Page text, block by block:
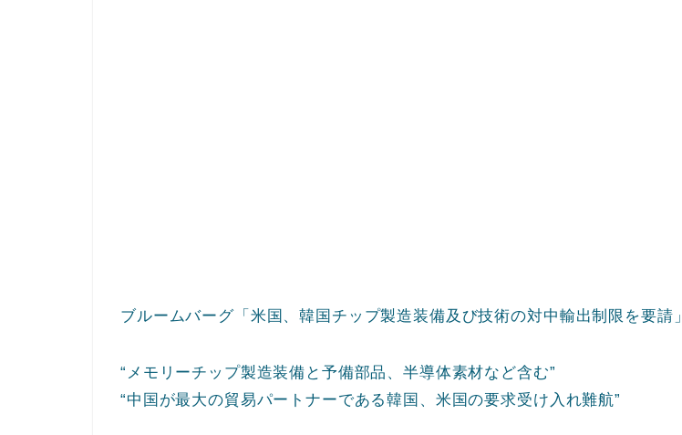
ブルームバーグ「米国、韓国チップ製造装備及び技術の対中輸出制限を要請」
“メモリーチップ製造装備と予備部品、半導体素材など含む”
“中国が最大の貿易パートナーである韓国、米国の要求受け入れ難航”